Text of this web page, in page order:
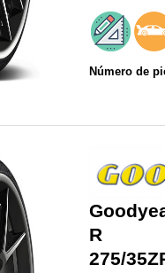
Número de
R
275/